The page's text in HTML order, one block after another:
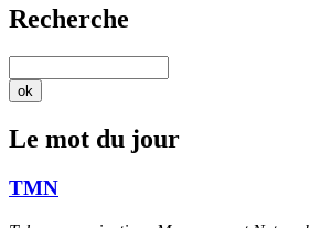
Recherche
Le mot du jour
TMN